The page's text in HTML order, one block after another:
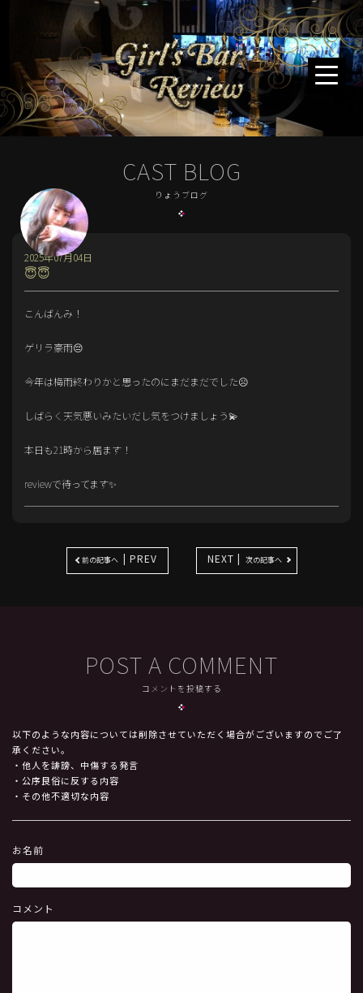
CAST BLOG
りょうブログ
😇😇
2025年07月04日
こんばんみ！
ゲリラ豪雨😔
今年は梅雨終わりかと思ったのにまだまだでした☹️
しばらく天気悪いみたいだし気をつけましょう💫
本日も21時から居ます！
reviewで待ってます✨
前の記事へ | PREV NEXT | 次の記事へ
POST A COMMENT
コメントを投稿する
以下のような内容については削除させていただく場合がございますのでご了
承ください。
・他人を誹謗、中傷する発言
・公序良俗に反する内容
・その他不適切な内容
お名前
コメント